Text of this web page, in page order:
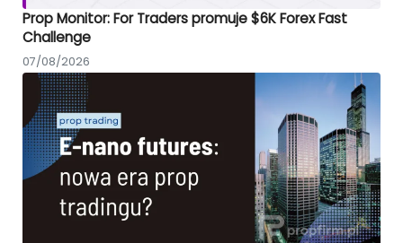
Prop Monitor: For Traders promuje $6K Forex Fast
Challenge
07/08/2026